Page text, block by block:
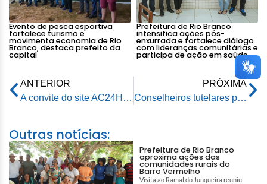
Evento de pesca esportiva
fortalece turismo e
movimenta economia de Rio
Branco, destaca prefeito da
capital
Prefeitura de Rio Branco
intensifica ações pós-
enxurrada e fortalece diálogo
com lideranças comunitárias e
participa de ação em saúde
ANTERIOR
A convite do site AC24Horas prefeito de Rio Branco participa do Programa Boa Conversa
PRÓXIMA
Conselheiros tutelares promovem ato de agradecimento ao prefeito de Rio Branco
Outras notícias:
Prefeitura de Rio Branco
aproxima ações das
comunidades rurais do
Barro Vermelho
Visita ao Ramal do Junqueira reuniu